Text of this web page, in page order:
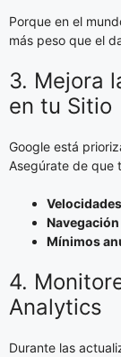
Porque en el
más peso que el
3. Mejora
en tu Sitio
Google está
Asegúrate de que
Mínimos
4.
Analytics
Durante las